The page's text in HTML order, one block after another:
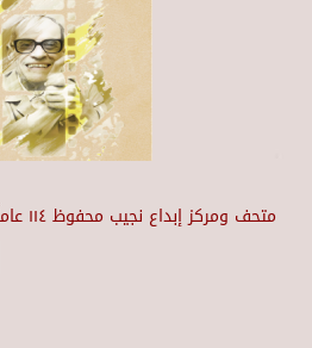
متحف ومركز إبداع نجيب محفوظ ١١٤ عاماً على ميلاد صاحب الثلاثية